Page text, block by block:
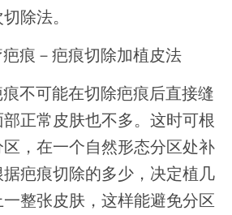
除法。
疤痕－疤痕切除加植皮法
不可能在切除疤痕后直接缝
正常皮肤也不多。这时可根
，在一个自然形态分区处补
据疤痕切除的多少，决定植几
整张皮肤，这样能避免分区